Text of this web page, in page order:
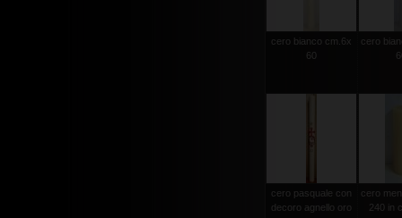
cero bianco cm.6x
60
cero
cero pasquale con
decoro agnello oro
cero
240 in